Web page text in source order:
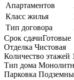
Апартаментов
Класс жилья
Тип договора
Срок сдачиГотовые
Отделка Чистовая
Количество этажей
Тип дома
Парковка